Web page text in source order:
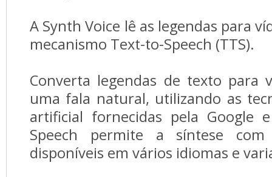
A Synth Voice lê as legendas para
mecanismo Text-to-Speech (TTS).
Converta legendas de texto para
uma fala natural, utilizando as
artificial fornecidas pela Google
Speech permite a síntese
disponíveis em vários idiomas e